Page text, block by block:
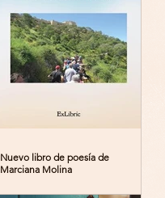
Nuevo libro de poesía de
Marciana Molina